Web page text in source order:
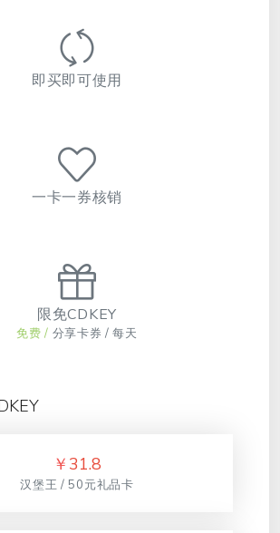
即买即可使用
一卡一券核销
限免CDKEY
免费 / 分享卡券 / 每天
￥ 31.8
汉堡王 / 50元礼品卡